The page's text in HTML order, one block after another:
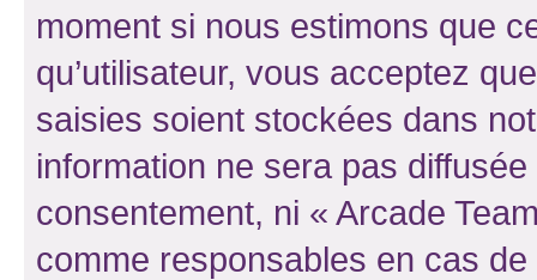
moment si nous estimons que
qu’utilisateur, vous acceptez
saisies soient stockées dans
information ne sera pas
consentement, ni « Arcade
comme responsables en cas